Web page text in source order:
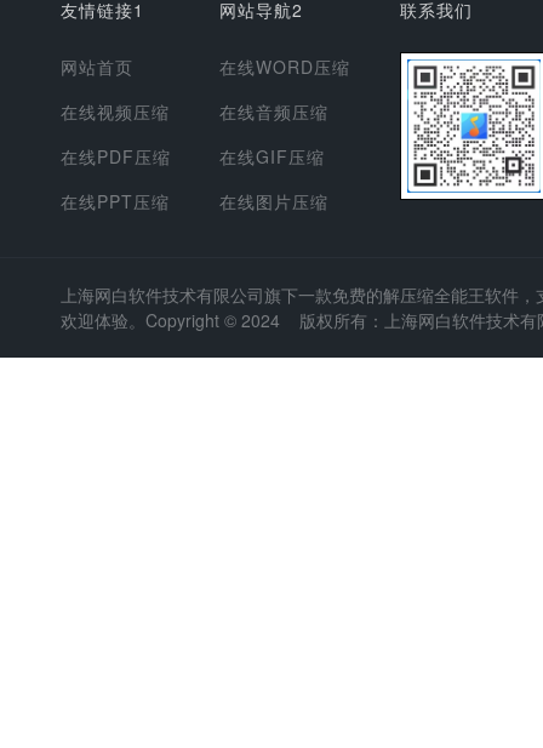
友情链接1
网站首页
在线视频压缩
在线PDF压缩
在线PPT压缩
网站导航2
在线WORD压缩
在线音频压缩
在线GIF压缩
在线图片压缩
联系我们
上海网白软件技术有限公司旗下一款免费的解压缩全能王软件
欢迎体验。Copyright © 2024 版权所有：上海网白软件技术